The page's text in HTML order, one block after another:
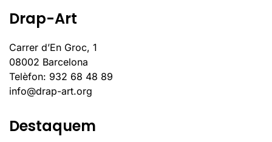
Drap-Art
Carrer d’En Groc, 1
08002 Barcelona
Telèfon: 932 68 48 89
info@drap-art.org
Destaquem